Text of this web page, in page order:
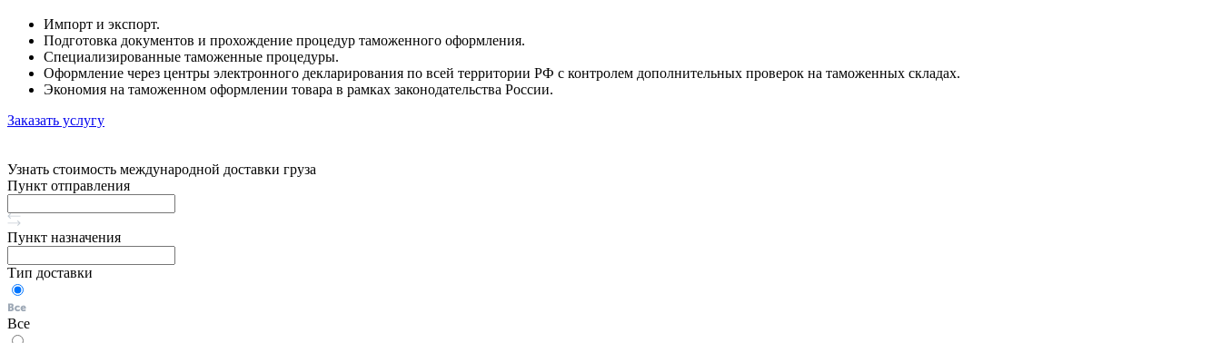
Импорт и экспорт.
Подготовка документов и прохождение процедур таможенного оформления.
Специализированные таможенные процедуры.
Оформление через центры электронного декларирования по всей территории РФ с контролем дополнительных проверок на таможенных складах.
Экономия на таможенном оформлении товара в рамках законодательства России.
Заказать услугу
Узнать стоимость международной доставки груза
Пункт отправления
Пункт назначения
Тип доставки
Все